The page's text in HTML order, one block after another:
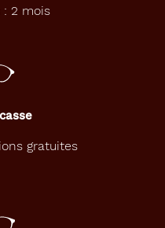
: 2 mois
gratuites